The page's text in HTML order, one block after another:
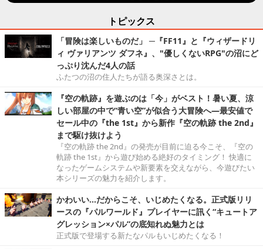
トピックス
「冒険は楽しいものだ」 ─『FF11』と『ウィザードリ
ィ ヴァリアンツ ダフネ』、"優しくないRPG"の沼にど
っぷり沈んだ4人の話
ふたつの沼の住人たちが語る奥深さとは。
『空の軌跡』を遊ぶのは「今」がベスト！暑い夏、涼
しい部屋の中で“青い空”が似合う大冒険へ―最安値で
セール中の『the 1st』から新作『空の軌跡 the 2nd』
まで駆け抜けよう
『空の軌跡 the 2nd』の発売が目前に迫る今こそ、『空の
軌跡 the 1st』から遊び始める絶好のタイミング！ 快適に
なったゲームシステムや新要素を交えながら、今遊びたい
本シリーズの魅力を紹介します。
かわいい…だからこそ、いじめたくなる。正式版リリ
ースの『パルワールド』プレイヤーに訊く“キュートア
グレッション×パル”の底知れぬ魅力とは
正式版で登場する新たなパルもいじめたくなる！